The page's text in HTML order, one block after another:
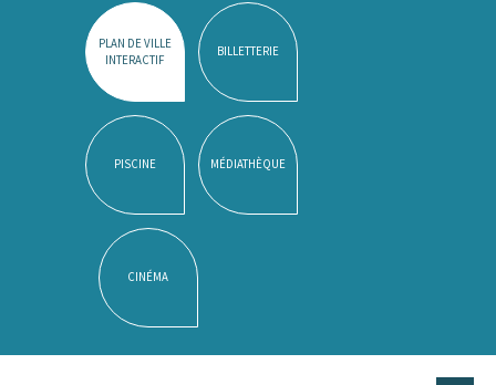
PLAN DE VILLE
INTERACTIF
BILLETTERIE
PISCINE MÉDIATHÈQUE
CINÉMA